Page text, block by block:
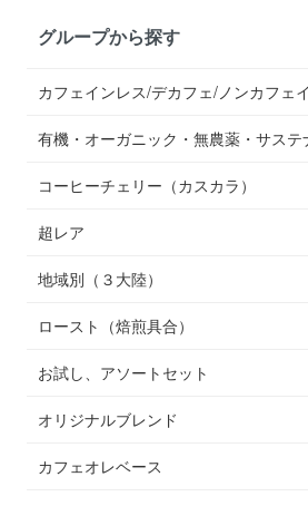
グループから探す
カフェインレス/デカフェ/ノンカフェ
有機・オーガニック・無農薬・サステ
コーヒーチェリー（カスカラ）
超レア
地域別（３大陸）
ロースト（焙煎具合）
お試し、アソートセット
オリジナルブレンド
カフェオレベース